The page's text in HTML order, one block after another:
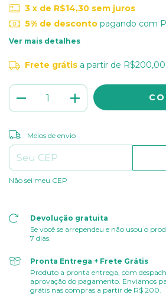
3 x de R$14,30 sem juros
5% de descontopagando com
Ver mais detalhes
Frete grátis a partir de R$200,00
Entregas para o CEP:
Meios de envio
Não sei meu CEP
Devolução gratuita
Se você se arrependeu e não usou o
7 dias.
Pronta Entrega + Frete Grátis
Produto a pronta entrega, com
aprovação do pagamento. Enviamos
grátis nas compras a partir de R$ 200.